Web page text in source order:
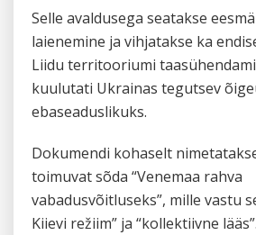
Selle avaldusega seatakse
laienemine ja vihjatakse ka
Liidu territooriumi
kuulutati Ukrainas tegutsev
ebaseaduslikuks.
Dokumendi kohaselt
toimuvat sõda “Venemaa rahva
vabadusvõitluseks”, mille vastu
Kiievi režiim” ja “kollektiivne